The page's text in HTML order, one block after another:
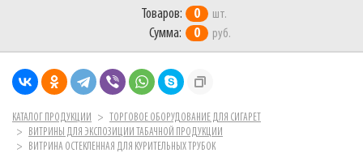
Товаров: 0 шт.
Сумма: 0 руб.
КАТАЛОГ ПРОДУКЦИИ
ТОРГОВОЕ ОБОРУДОВАНИЕ ДЛЯ СИГАРЕТ
ВИТРИНЫ ДЛЯ ЭКСПОЗИЦИИ ТАБАЧНОЙ ПРОДУКЦИИ
ВИТРИНА ОСТЕКЛЕННАЯ ДЛЯ КУРИТЕЛЬНЫХ ТРУБОК